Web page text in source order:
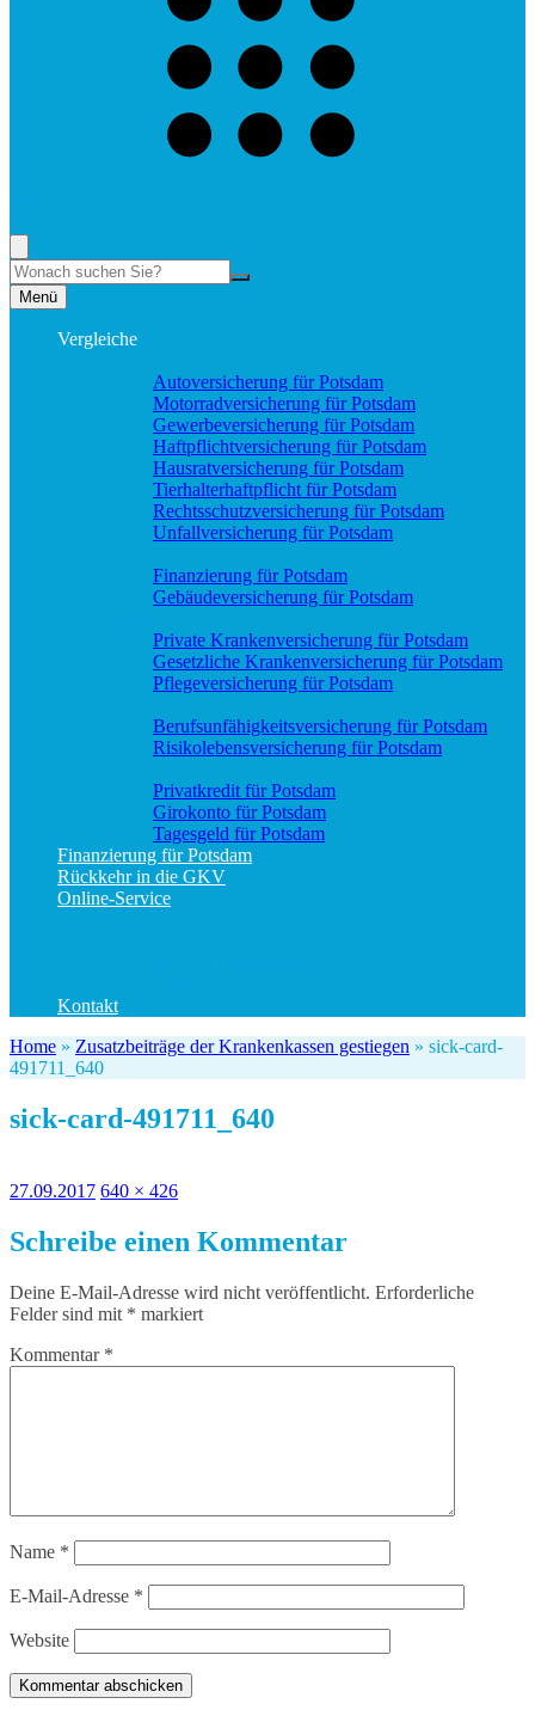
Suche
Menü
Vergleiche
Autoversicherung für Potsdam
Motorradversicherung für Potsdam
Gewerbeversicherung für Potsdam
Haftpflichtversicherung für Potsdam
Hausratversicherung für Potsdam
Tierhalterhaftpflicht für Potsdam
Rechtsschutzversicherung für Potsdam
Unfallversicherung für Potsdam
Finanzierung für Potsdam
Gebäudeversicherung für Potsdam
Private Krankenversicherung für Potsdam
Gesetzliche Krankenversicherung für Potsdam
Pflegeversicherung für Potsdam
Berufs­unfähigkeitsversicherung für Potsdam
Risikolebensversicherung für Potsdam
Privatkredit für Potsdam
Girokonto für Potsdam
Tagesgeld für Potsdam
Finanzierung für Potsdam
Rückkehr in die GKV
Online-Service
Kontakt
Home » Zusatzbeiträge der Krankenkassen gestiegen » sick-card-
491711_640
sick-card-491711_640
Veröffentlicht
27.09.2017 Volle
640 × 426
Schreibe einen Kommentar
Deine E-Mail-Adresse wird nicht veröffentlicht. Erforderliche
Felder sind mit * markiert
Kommentar *
Name *
E-Mail-Adresse *
Website
Kommentar abschicken